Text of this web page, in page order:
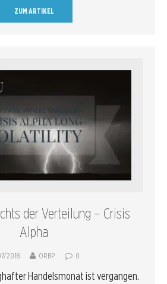
ZUM ARTIKEL
der Verteilung – Crisis
Alpha
2018 ORBP 0
Handelsmonat ist vergangen.